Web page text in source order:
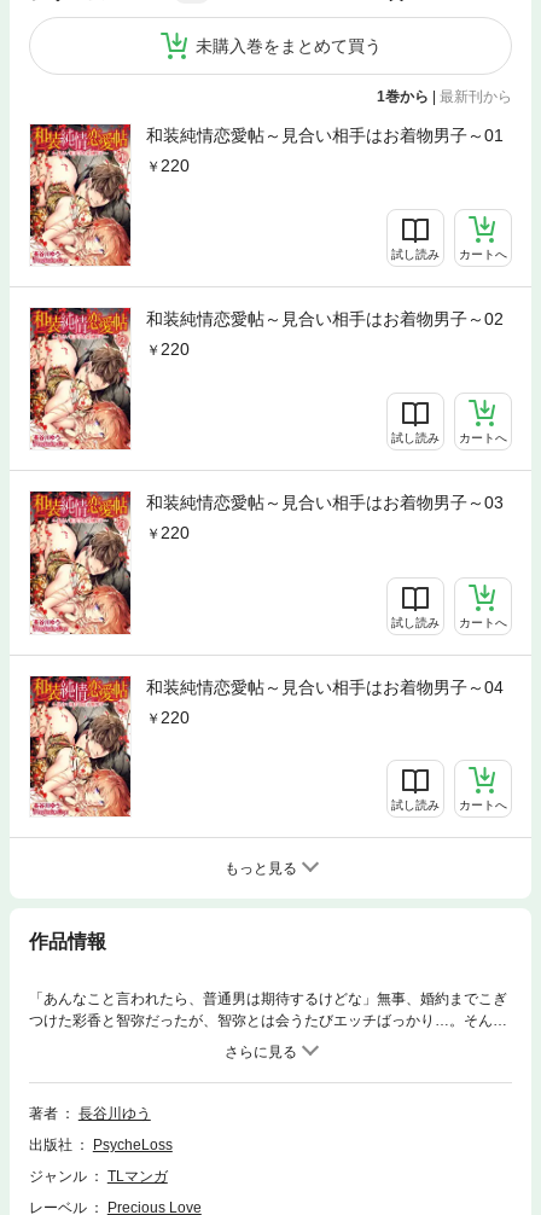
未購入巻をまとめて買う
1巻から | 最新刊から
和装純情恋愛帖～見合い相手はお着物男子～01
220
試し読み カートへ
和装純情恋愛帖～見合い相手はお着物男子～02
220
試し読み カートへ
和装純情恋愛帖～見合い相手はお着物男子～03
220
試し読み カートへ
和装純情恋愛帖～見合い相手はお着物男子～04
220
試し読み カートへ
もっと見る
作品情報
「あんなこと言われたら、普通男は期待するけどな」無事、婚約までこぎ
つけた彩香と智弥だったが、智弥とは会うたびエッチばっかり…。そんな
中、飛香と遊ぶ約束をした彩香のために、智弥が着物を選んでくれること
に。初めは真剣にお着物トークをしていたけれど、途中から不穏な空気
に…？
著者
長谷川ゆう
出版社
PsycheLoss
ジャンル
TLマンガ
レーベル
Precious Love